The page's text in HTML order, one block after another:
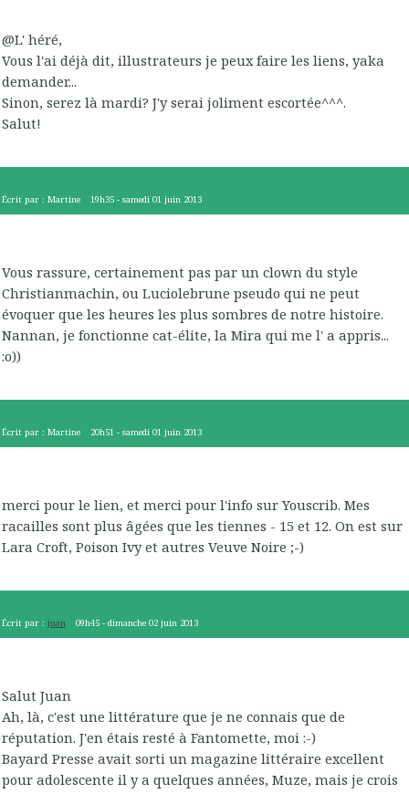
@L' héré,
Vous l'ai déjà dit, illustrateurs je peux faire les liens, yaka
demander...
Sinon, serez là mardi? J'y serai joliment escortée^^^.
Salut!
Écrit par : Martine 19h35 -samedi 01 juin 2013
Vous rassure, certainement pas par un clown du style
Christianmachin, ou Luciolebrune pseudo qui ne peut
évoquer que les heures les plus sombres de notre histoire.
Nannan, je fonctionne cat-élite, la Mira qui me l' a appris...
:o))
Écrit par : Martine 20h51 -samedi 01 juin 2013
merci pour le lien, et merci pour l'info sur Youscrib. Mes
racailles sont plus âgées que les tiennes - 15 et 12. On est sur
Lara Croft, Poison Ivy et autres Veuve Noire ;-)
Écrit par : juan 09h45 -dimanche 02 juin 2013
Salut Juan
Ah, là, c'est une littérature que je ne connais que de
réputation. J'en étais resté à Fantomette, moi :-)
Bayard Presse avait sorti un magazine littéraire excellent
pour adolescente il y a quelques années, Muze, mais je crois